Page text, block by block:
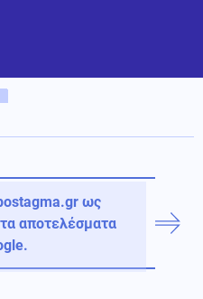
ως
αποτελέσματα